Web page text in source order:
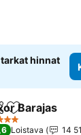
hinnat
Lisää
Barajas
Loistava
14